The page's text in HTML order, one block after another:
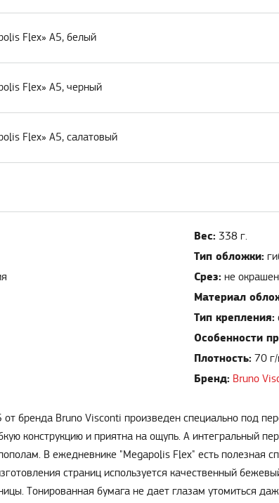
Flex» А5, белый
Flex» А5, черный
Flex» А5, салатовый
Вес: 338 г.
Тип обложки:
Срез: не окрашен
Материал
Тип крепления:
Особенности
Плотность: 70
Бренд: Bruno
бренда Bruno Visconti произведен специально под
конструкцию и приятна на ощупь. А интегральный
В ежедневнике "Megapolis Flex" есть полезная
страниц используется качественный
Тонированная бумага не дает глазам утомиться